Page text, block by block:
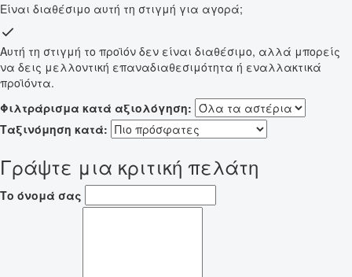
Είναι διαθέσιμο αυτή τη στιγμή για αγορά;
Αυτή τη στιγμή το προϊόν δεν είναι διαθέσιμο, αλλά μπορείς
να δεις μελλοντική επαναδιαθεσιμότητα ή εναλλακτικά
προϊόντα.
Φιλτράρισμα κατά αξιολόγηση:
Ταξινόμηση κατά:
Γράψτε μια κριτική πελάτη
Το όνομά σας